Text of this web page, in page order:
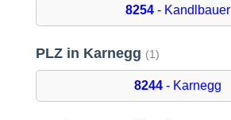
8254- Kandlbauer
PLZ in Karnegg (1)
8244- Karnegg